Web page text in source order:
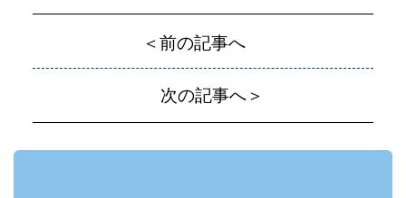
＜前の記事へ
次の記事へ＞